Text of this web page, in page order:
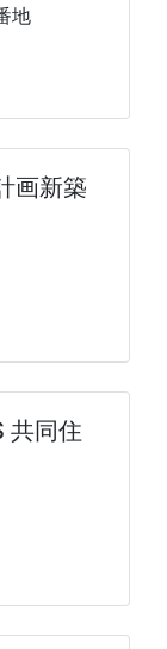
地
画新築
共同住